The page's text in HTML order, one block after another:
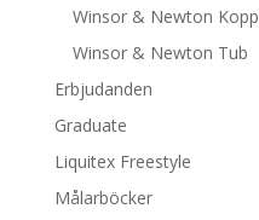
Winsor & Newton Kopp
Winsor & Newton Tub
Erbjudanden
Graduate
Liquitex Freestyle
Målarböcker